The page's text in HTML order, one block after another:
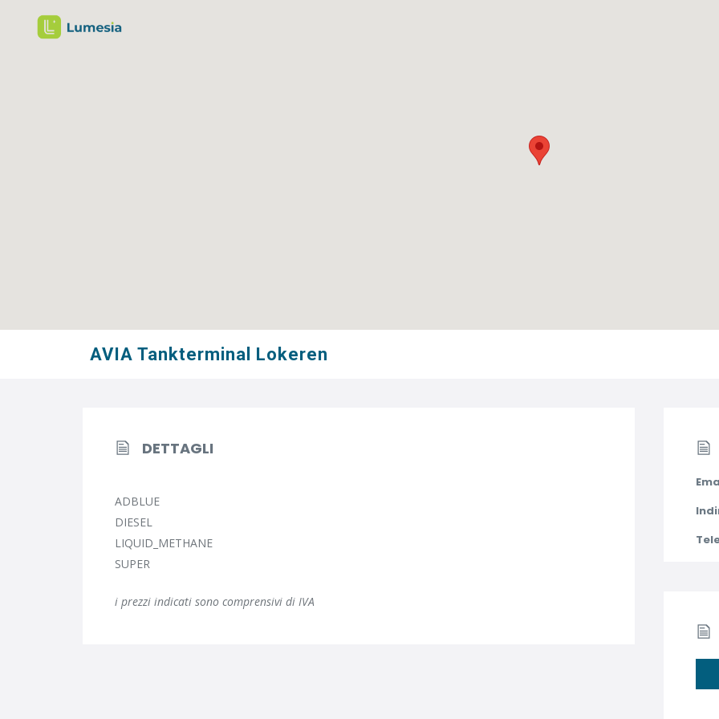
AVIA Tankterminal Lokeren
DETTAGLI
ADBLUE
DIESEL
LIQUID_METHANE
SUPER
i prezzi indicati sono comprensivi di IVA